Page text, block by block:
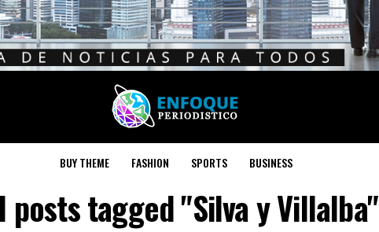
BUY THEME FASHION SPORTS BUSINESS
posts tagged "Silva y Villalba"